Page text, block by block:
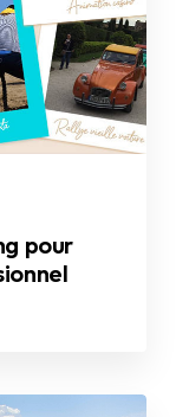
pour